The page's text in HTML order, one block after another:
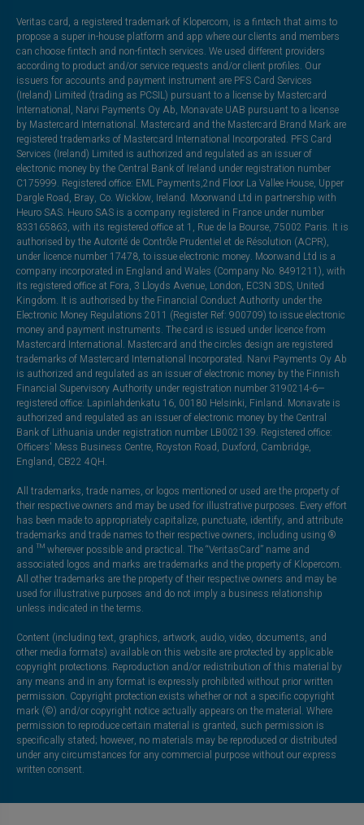
Veritas card, a registered trademark of Klopercom, is a fintech that aims to
propose a super in-house platform and app where our clients and members
can choose fintech and non-fintech services. We used different providers
according to product and/or service requests and/or client profiles. Our
issuers for accounts and payment instrument are PFS Card Services
(Ireland) Limited (trading as PCSIL) pursuant to a license by Mastercard
International, Narvi Payments Oy Ab, Monavate UAB pursuant to a license
by Mastercard International. Mastercard and the Mastercard Brand Mark are
registered trademarks of Mastercard International Incorporated. PFS Card
Services (Ireland) Limited is authorized and regulated as an issuer of
electronic money by the Central Bank of Ireland under registration number
C175999. Registered office: EML Payments,2nd Floor La Vallee House, Upper
Dargle Road, Bray, Co. Wicklow, Ireland. Moorwand Ltd in partnership with
Heuro SAS. Heuro SAS is a company registered in France under number
833165863, with its registered office at 1, Rue de la Bourse, 75002 Paris. It is
authorised by the Autorité de Contrôle Prudentiel et de Résolution (ACPR),
under licence number 17478, to issue electronic money. Moorwand Ltd is a
company incorporated in England and Wales (Company No. 8491211), with
its registered office at Fora, 3 Lloyds Avenue, London, EC3N 3DS, United
Kingdom. It is authorised by the Financial Conduct Authority under the
Electronic Money Regulations 2011 (Register Ref: 900709) to issue electronic
money and payment instruments. The card is issued under licence from
Mastercard International. Mastercard and the circles design are registered
trademarks of Mastercard International Incorporated. Narvi Payments Oy Ab
is authorized and regulated as an issuer of electronic money by the Finnish
Financial Supervisory Authority under registration number 3190214-6—
registered office: Lapinlahdenkatu 16, 00180 Helsinki, Finland. Monavate is
authorized and regulated as an issuer of electronic money by the Central
Bank of Lithuania under registration number LB002139. Registered office:
Officers' Mess Business Centre, Royston Road, Duxford, Cambridge,
England, CB22 4QH.
All trademarks, trade names, or logos mentioned or used are the property of
their respective owners and may be used for illustrative purposes. Every effort
has been made to appropriately capitalize, punctuate, identify, and attribute
trademarks and trade names to their respective owners, including using ®
and ™ wherever possible and practical. The “VeritasCard” name and
associated logos and marks are trademarks and the property of Klopercom.
All other trademarks are the property of their respective owners and may be
used for illustrative purposes and do not imply a business relationship
unless indicated in the terms.
Content (including text, graphics, artwork, audio, video, documents, and
other media formats) available on this website are protected by applicable
copyright protections. Reproduction and/or redistribution of this material by
any means and in any format is expressly prohibited without prior written
permission. Copyright protection exists whether or not a specific copyright
mark (©) and/or copyright notice actually appears on the material. Where
permission to reproduce certain material is granted, such permission is
specifically stated; however, no materials may be reproduced or distributed
under any circumstances for any commercial purpose without our express
written consent.